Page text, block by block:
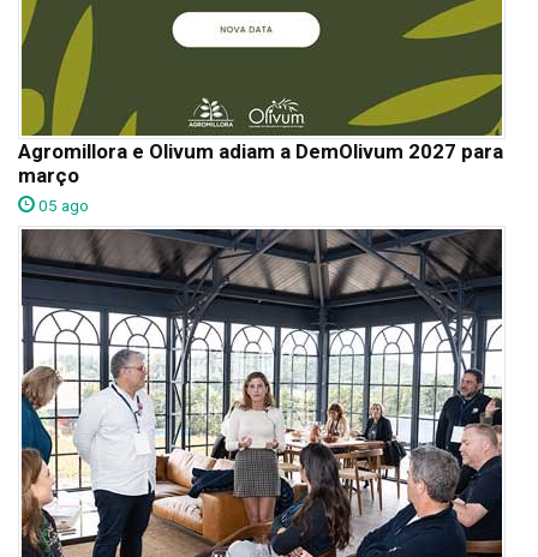
Agromillora e Olivum adiam a DemOlivum 2027 para
março
05 ago